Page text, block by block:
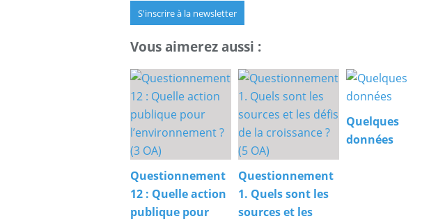
S'inscrire à la newsletter
Vous aimerez aussi :
Questionnement
12 : Quelle action
publique pour
Questionnement
1. Quels sont les
sources et les
Quelques
données